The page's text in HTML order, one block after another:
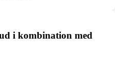
i kombination med